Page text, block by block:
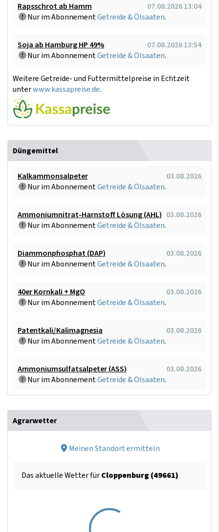
Rapsschrot ab Hamm
07.08.2026 13:04
Nur im AbonnementGetreide & Ölsaaten.
Soja ab Hamburg HP 49%
07.08.2026 13:54
Nur im AbonnementGetreide & Ölsaaten.
Weitere Getreide- und Futtermittelpreise in Echtzeit
unterwww.kassapreise.de.
Düngemittel
Kalkammonsalpeter
03.08.2026
Nur im AbonnementGetreide & Ölsaaten.
Ammoniumnitrat-Harnstoff Lösung (AHL) 03.08.2026
Nur im AbonnementGetreide & Ölsaaten.
Diammonphosphat (DAP)
03.08.2026
Nur im AbonnementGetreide & Ölsaaten.
40er Kornkali + MgO
03.08.2026
Nur im AbonnementGetreide & Ölsaaten.
Patentkali/Kalimagnesia
03.08.2026
Nur im AbonnementGetreide & Ölsaaten.
Ammoniumsulfatsalpeter (ASS)
03.08.2026
Nur im AbonnementGetreide & Ölsaaten.
Agrarwetter
Meinen Standort ermitteln
Das aktuelle Wetter fürCloppenburg (49661)